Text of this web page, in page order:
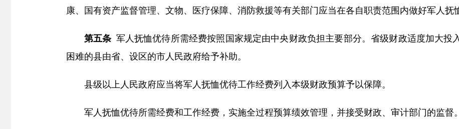
康、国有资产监督管理、文物、医疗保障、消防救援等有关部门应当在各自职责范围内做好军人抚
第五条 军人抚恤优待所需经费按照国家规定由中央财政负担主要部分。省级财政适度加大投
困难的县由省、设区的市人民政府给予补助。
县级以上人民政府应当将军人抚恤优待工作经费列入本级财政预算予以保障。
军人抚恤优待所需经费和工作经费，实施全过程预算绩效管理，并接受财政、审计部门的监督。